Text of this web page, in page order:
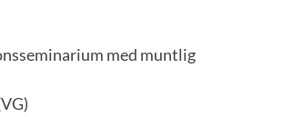
med muntlig